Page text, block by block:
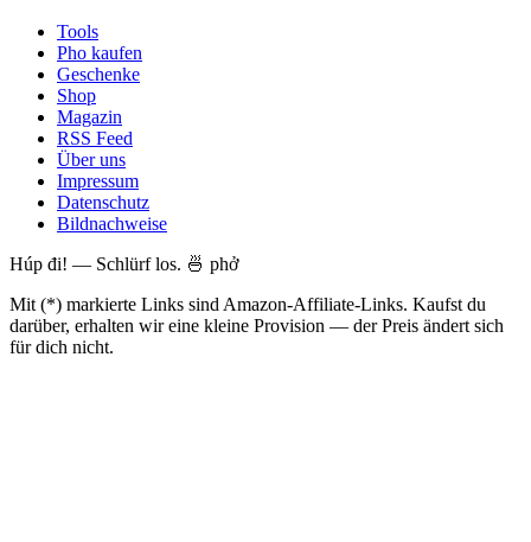
Tools
Pho kaufen
Geschenke
Shop
Magazin
RSS Feed
Über uns
Impressum
Datenschutz
Bildnachweise
Húp đi! — Schlürf los. 🍜 phở
Mit (*) markierte Links sind Amazon-Affiliate-Links. Kaufst du
darüber, erhalten wir eine kleine Provision — der Preis ändert sich
für dich nicht.